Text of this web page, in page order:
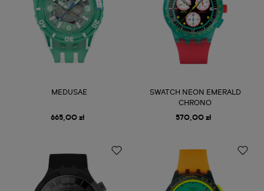
MEDUSAE
665,00 zł
SWATCH NEON EMERALD
CHRONO
570,00 zł